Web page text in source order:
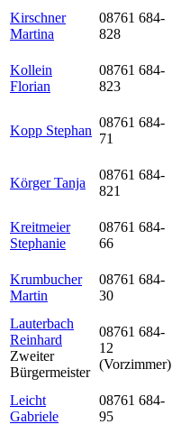
Kirschner
Martina
08761 684-
828
Kollein
Florian
08761 684-
823
Kopp Stephan
08761 684-
71
Körger Tanja
08761 684-
821
Kreitmeier
Stephanie
08761 684-
66
Krumbucher
Martin
08761 684-
30
Lauterbach
Reinhard
Zweiter
Bürgermeister
08761 684-
12
(Vorzimmer)
Leicht
Gabriele
08761 684-
95